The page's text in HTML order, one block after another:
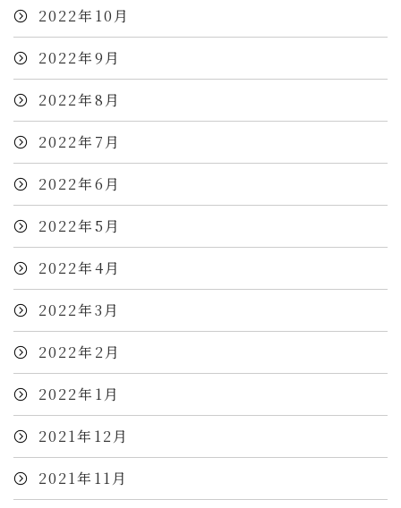
2022年10月
2022年9月
2022年8月
2022年7月
2022年6月
2022年5月
2022年4月
2022年3月
2022年2月
2022年1月
2021年12月
2021年11月